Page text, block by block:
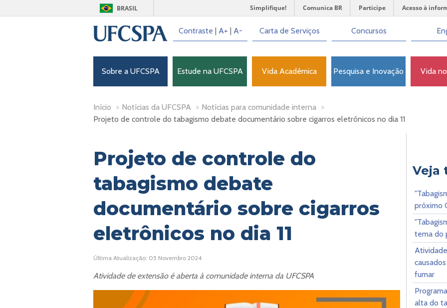
BRASIL Simplifique! Comunica BR Participe Acesso à
Contraste | A+ | A- Carta de Serviços Concursos
Sobre a UFCSPA Estude na UFCSPA Vida Acadêmica Pesquisa e Inovação Vida
Início > Notícias da UFCSPA > Notícias para comunidade interna >
Projeto de controle do tabagismo debate documentário sobre cigarros eletrônicos no dia 11
Projeto de controle do
tabagismo debate
documentário sobre cigarros
eletrônicos no dia 11
Última Atualização: 05 Novembro 2024
Atividade de extensão é aberta à comunidade interna da UFCSPA
Veja
próximo
tema do
fumar
alta do